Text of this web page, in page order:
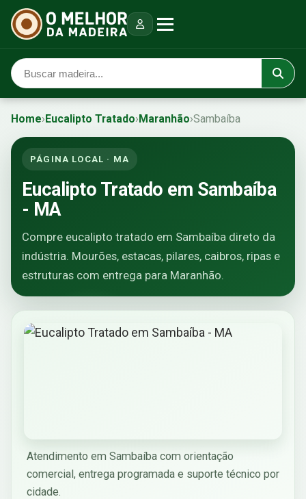
Home›Eucalipto Tratado›Maranhão›Sambaíba
PÁGINA LOCAL · MA
Eucalipto Tratado em Sambaíba
- MA
Compre eucalipto tratado em Sambaíba direto da
indústria. Mourões, estacas, pilares, caibros, ripas e
estruturas com entrega para Maranhão.
Atendimento em Sambaíba com orientação
comercial, entrega programada e suporte técnico por
cidade.